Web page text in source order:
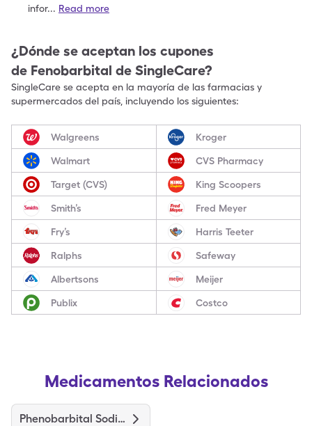
infor... Read more
¿Dónde se aceptan los cupones
de Fenobarbital de SingleCare?
SingleCare se acepta en la mayoría de las farmacias y
supermercados del país, incluyendo los siguientes:
Walgreens Kroger
Walmart CVS Pharmacy
Target (CVS) King Scoopers
Smith’s Fred Meyer
Fry’s Harris Teeter
Ralphs Safeway
Albertsons Meijer
Publix Costco
Medicamentos Relacionados
Phenobarbital Sodium